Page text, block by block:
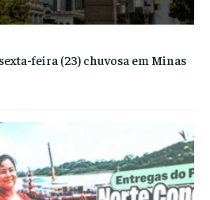
feira (23) chuvosa em Minas